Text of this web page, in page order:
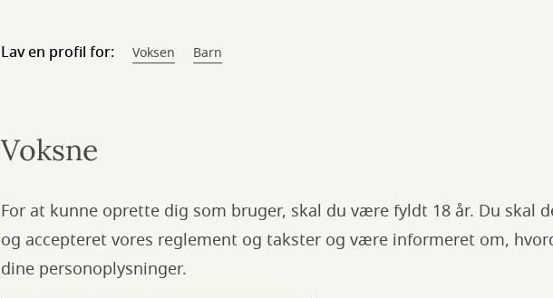
Lav en profil for: Voksen Barn
Voksne
For at kunne oprette dig som bruger, skal du være fyldt 18 år. Du skal
og accepteret vores reglement og takster og være informeret om,
dine personoplysninger.